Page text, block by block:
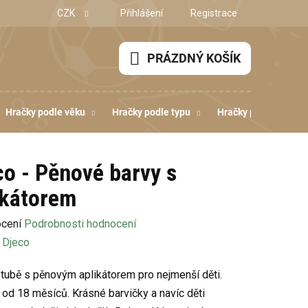
CZK Přihlášení Registrace
NÁKUPNÍ
KOŠÍK
PRÁZDNÝ KOŠÍK
Hračky podle věku Hračky podle typu Hračky podle
- Pěnové barvy s
Podrobnosti hodnocení
Djeco
s pěnovým aplikátorem pro nejmenší děti.
18 měsíců. Krásné barvičky a navíc děti